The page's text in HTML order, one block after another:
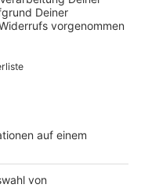
Für Kelly ist Musik
sind alle
Nenner